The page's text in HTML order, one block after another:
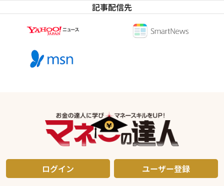
記事配信先
ログイン ユーザー登録